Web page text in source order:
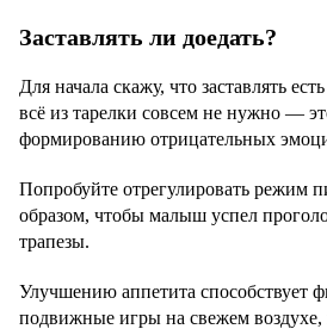
Заставлять ли доедать?
Для начала скажу, что заставлять
всё из тарелки совсем не нужно —
формированию отрицательных
Попробуйте отрегулировать режим
образом, чтобы малыш успел
трапезы.
Улучшению аппетита способствует
подвижные игры на свежем воздухе,